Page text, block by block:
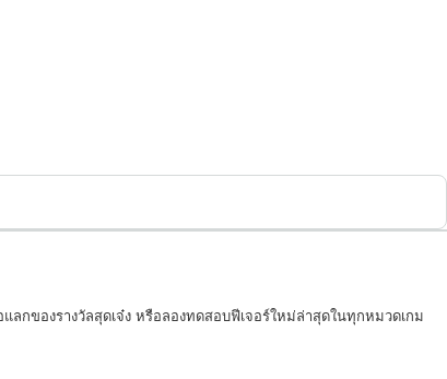
กของรางวัลสุดเจ๋ง หรือลองทดสอบฟีเจอร์ใหม่ล่าสุดในทุกหมวดเกม